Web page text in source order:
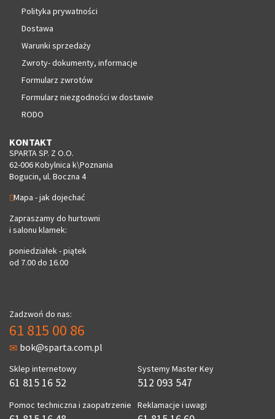
Polityka prywatności
Dostawa
Warunki sprzedaży
Zwroty- dokumenty, informacje
Formularz zwrotów
Formularz niezgodności w dostawie
RODO
KONTAKT
SPARTA SP. Z O.O.
62-006 Kobylnica k\Poznania
Bogucin, ul. Boczna 4
Mapa - jak dojechać
Zapraszamy do hurtowni
i salonu klamek:
poniedziałek - piątek
od 7.00 do 16.00
Zadzwoń do nas:
61 815 00 86
bok@sparta.com.pl
Sklep internetowy
61 815 16 52
Pomoc techniczna i zaopatrzenie
Systemy Master Key
512 093 547
Reklamacje i uwagi